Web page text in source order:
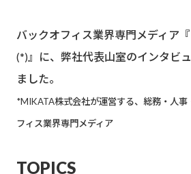
バックオフィス業界専門メディア
(*)』に、弊社代表山室のインタビ
ました。
*MIKATA株式会社が運営する、総務・人
フィス業界専門メディア
TOPICS